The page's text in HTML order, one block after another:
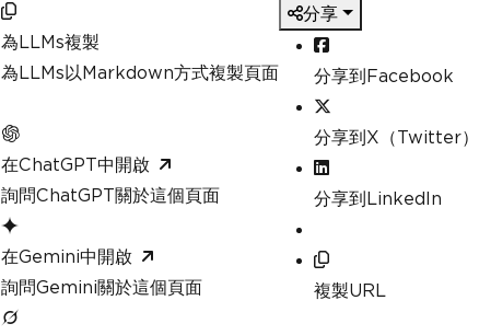
為LLMs複製
為LLMs以Markdown方式複製頁面
在ChatGPT中開啟
詢問ChatGPT關於這個頁面
在Gemini中開啟
詢問Gemini關於這個頁面
分享
分享到Facebook
分享到X（Twitter）
分享到LinkedIn
複製URL